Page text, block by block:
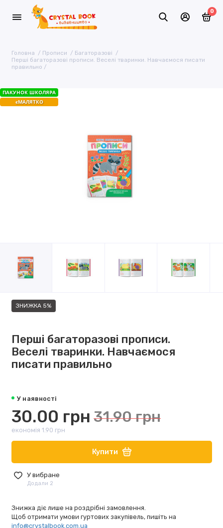
0
Головна Прописи
Багаторазові
Перші багаторазові прописи. Веселі тваринки. Навчаємося писати
правильно
ПАКУНОК ШКОЛЯРА
єМАЛЯТКО
ЗНИЖКА 5%
Перші багаторазові прописи.
Веселі тваринки. Навчаємося
писати правильно
У наявності
30.00 грн 31.90 грн
економія 1.90 грн
Купити
У вибране
Додали 2
Знижка діє лише на роздрібні замовлення.
Щоб отримати умови гуртових закупівель, пишіть на
info@crystalbook.com.ua